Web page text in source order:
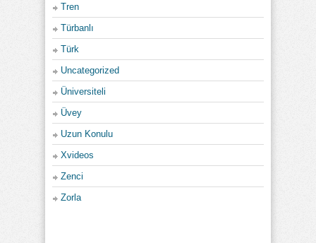
Tren
Türbanlı
Türk
Uncategorized
Üniversiteli
Üvey
Uzun Konulu
Xvideos
Zenci
Zorla